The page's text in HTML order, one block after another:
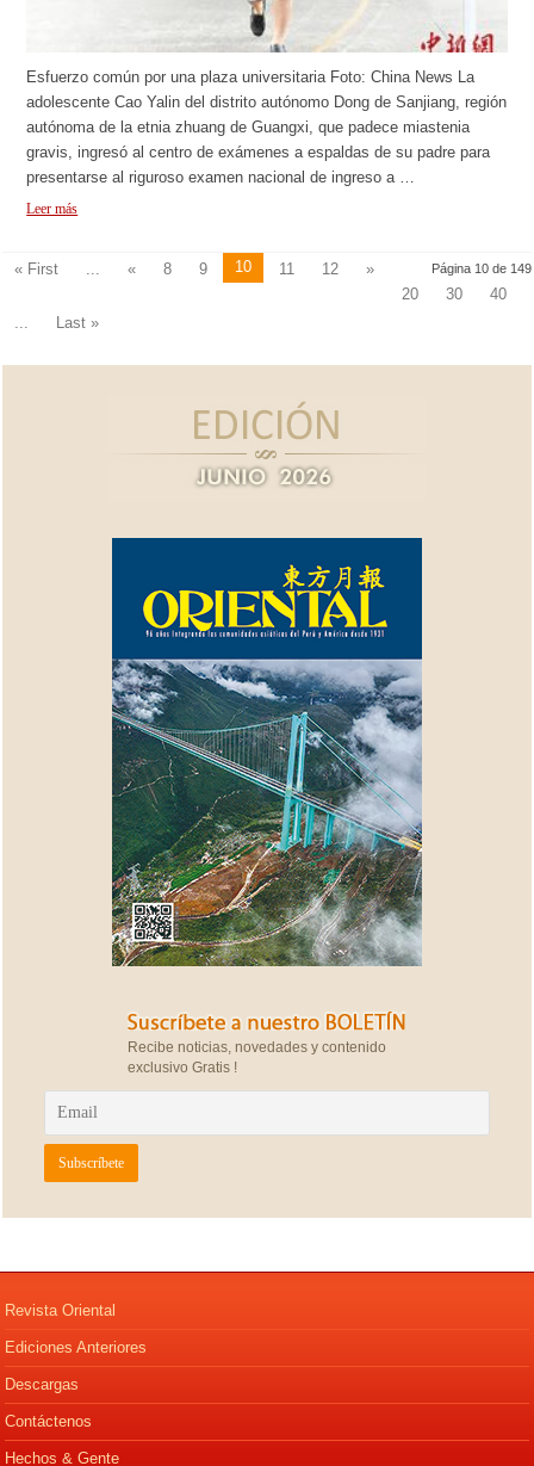
Esfuerzo común por una plaza universitaria Foto: China News La
adolescente Cao Yalin del distrito autónomo Dong de Sanjiang, región
autónoma de la etnia zhuang de Guangxi, que padece miastenia
gravis, ingresó al centro de exámenes a espaldas de su padre para
presentarse al riguroso examen nacional de ingreso a …
Leer más
Página 10 de 149
« First « 8 9 10 11 12
»
20
30
40
Last »
Recibe noticias, novedades y contenido
exclusivo Gratis !
Revista Oriental
Ediciones Anteriores
Descargas
Contáctenos
Hechos & Gente